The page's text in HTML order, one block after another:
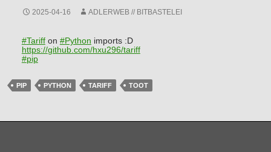
2025-04-16 ADLERWEB // BITBASTELEI
#Tariffon #Python imports :D
https://github.com/hxu296/tariff
#pip
PIP PYTHON TARIFF TOOT